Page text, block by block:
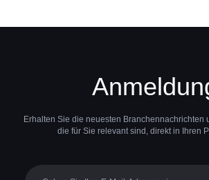
Erhalten Sie die neuesten Branchennachrichten
die für Sie relevant sind, direkt in Ihren